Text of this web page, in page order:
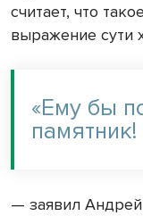
считает, что
выражение сути
«Ему бы
— заявил Андрей